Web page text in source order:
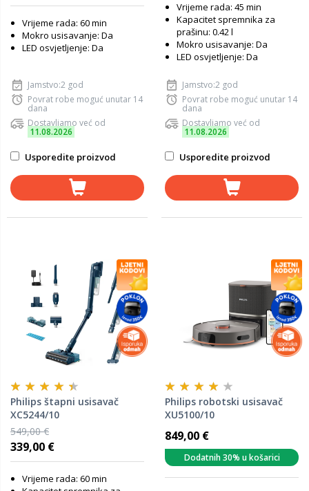
Vrijeme rada: 60 min
Mokro usisavanje: Da
LED osvjetljenje: Da
Jamstvo:2 god
Povrat robe moguć unutar 14
dana
Dostavljamo već od
11.08.2026
Usporedite proizvod
Vrijeme rada: 45 min
Kapacitet spremnika za
prašinu: 0.42 l
Mokro usisavanje: Da
LED osvjetljenje: Da
Jamstvo:2 god
Povrat robe moguć unutar 14
dana
Dostavljamo već od
11.08.2026
Usporedite proizvod
Philips štapni usisavač
XC5244/10
549,00 €
339,00 €
Vrijeme rada: 60 min
Philips robotski usisavač
XU5100/10
849,00 €
Dodatnih 30% u košarici